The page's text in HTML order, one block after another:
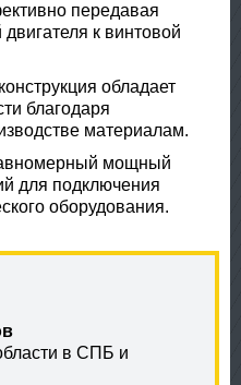
передавая
к винтовой
обладает
благодаря
материалам.
мощный
для подключения
оборудования.
в СПБ и